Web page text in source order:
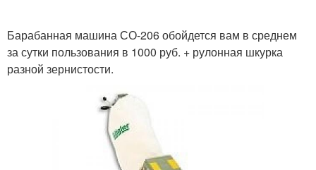
Барабанная машина СО-206 обойдется вам в среднем
за сутки пользования в 1000 руб. + рулонная шкурка
разной зернистости.